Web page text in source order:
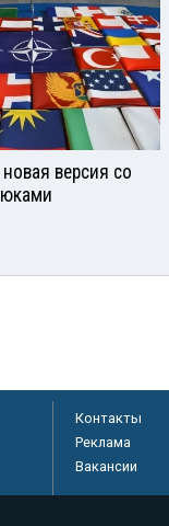
версия со
Контакты
Реклама
Вакансии